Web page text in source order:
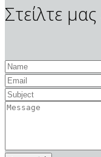
Στείλτε μας